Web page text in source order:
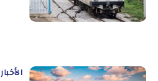
الأخبار